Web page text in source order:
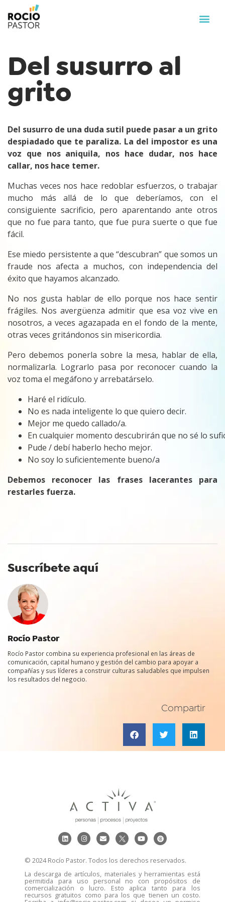
Del susurro al
grito
Del susurro de una duda sutil puede pasar a un grito
despiadado que te paraliza. La del impostor es una
voz que nos aniquila, nos hace dudar, nos hace
callar, nos hace temer.
Muchas veces nos hace redoblar esfuerzos, o trabajar
mucho más allá de lo que deberíamos, con el
consiguiente sacrificio, pero aparentando ante otros
que no fue para tanto, que fue pura suerte o que fue
fácil.
Ese miedo persistente a que “descubran” que somos un
fraude nos afecta a muchos, con independencia del
éxito que hayamos alcanzado.
No nos gusta hablar de ello porque nos hace sentir
frágiles. Nos avergüenza admitir que esa voz vive en
nosotros, a veces agazapada en el fondo de la mente,
otras veces gritándonos sin misericordia.
Pero debemos ponerla sobre la mesa, hablar de ella,
normalizarla. Lograrlo pasa por reconocer cuando la
voz toma el megáfono y arrebatárselo.
Haré el ridículo.
No es nada inteligente lo que quiero decir.
Mejor me quedo callado/a.
En cualquier momento descubrirán que no sé lo
Pude / debí haberlo hecho mejor.
No soy lo suficientemente bueno/a
Debemos reconocer las frases lacerantes para
restarles fuerza.
Suscríbete aquí
Rocío Pastor
Rocío Pastor combina su experiencia profesional en las áreas de
comunicación, capital humano y gestión del cambio para apoyar a
compañías y sus líderes a construir culturas saludables que impulsen
los resultados del negocio.
Compartir
© 2024 Rocío Pastor. Todos los derechos reservados.
La descarga de artículos, materiales y herramientas está
permitida para uso personal no con propósitos de
comercialización o lucro. Esto aplica tanto para los
recursos gratuitos como para los que tienen un costo.